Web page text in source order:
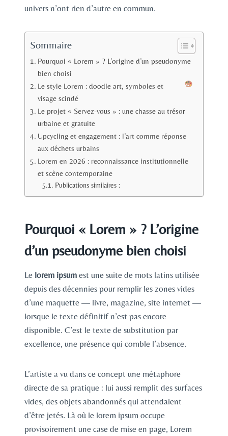
univers n’ont rien d’autre en commun.
Sommaire
Pourquoi « Lorem » ? L’origine d’un pseudonyme
bien choisi
Le style Lorem : doodle art, symboles et
visage scindé
Le projet « Servez-vous » : une chasse au trésor
urbaine et gratuite
Upcycling et engagement : l’art comme réponse
aux déchets urbains
Lorem en 2026 : reconnaissance institutionnelle
et scène contemporaine
Publications similaires :
Pourquoi « Lorem » ? L’origine
d’un pseudonyme bien choisi
Le lorem ipsum est une suite de mots latins utilisée
depuis des décennies pour remplir les zones vides
d’une maquette — livre, magazine, site internet —
lorsque le texte définitif n’est pas encore
disponible. C’est le texte de substitution par
excellence, une présence qui comble l’absence.
L’artiste a vu dans ce concept une métaphore
directe de sa pratique : lui aussi remplit des surfaces
vides, des objets abandonnés qui attendaient
d’être jetés. Là où le lorem ipsum occupe
provisoirement une case de mise en page, Lorem